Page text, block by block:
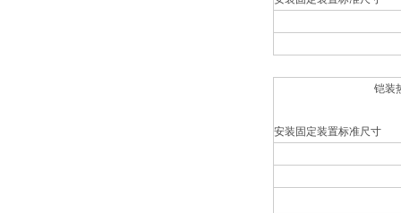
铠装
安装固定装置标准尺寸